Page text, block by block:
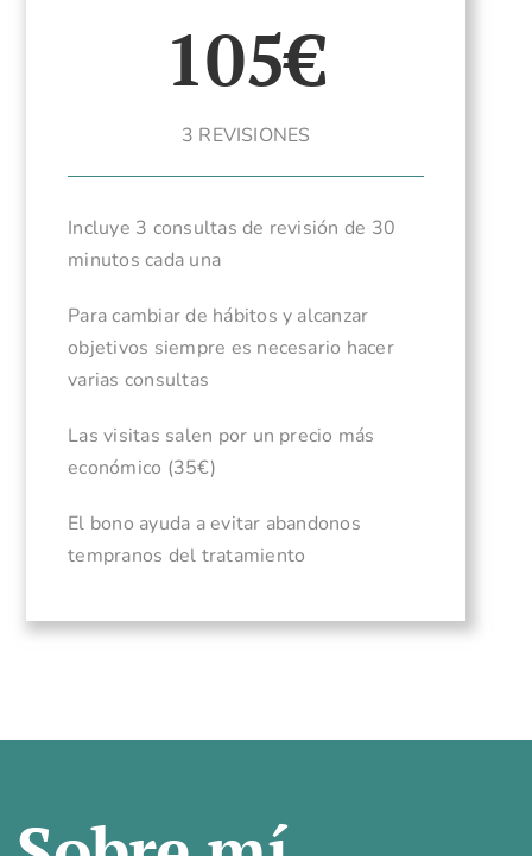
105€
3 REVISIONES
Incluye 3 consultas de revisión de 30
minutos cada una
Para cambiar de hábitos y alcanzar
objetivos siempre es necesario hacer
varias consultas
Las visitas salen por un precio más
económico (35€)
El bono ayuda a evitar abandonos
tempranos del tratamiento